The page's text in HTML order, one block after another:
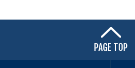
PAGE TOP